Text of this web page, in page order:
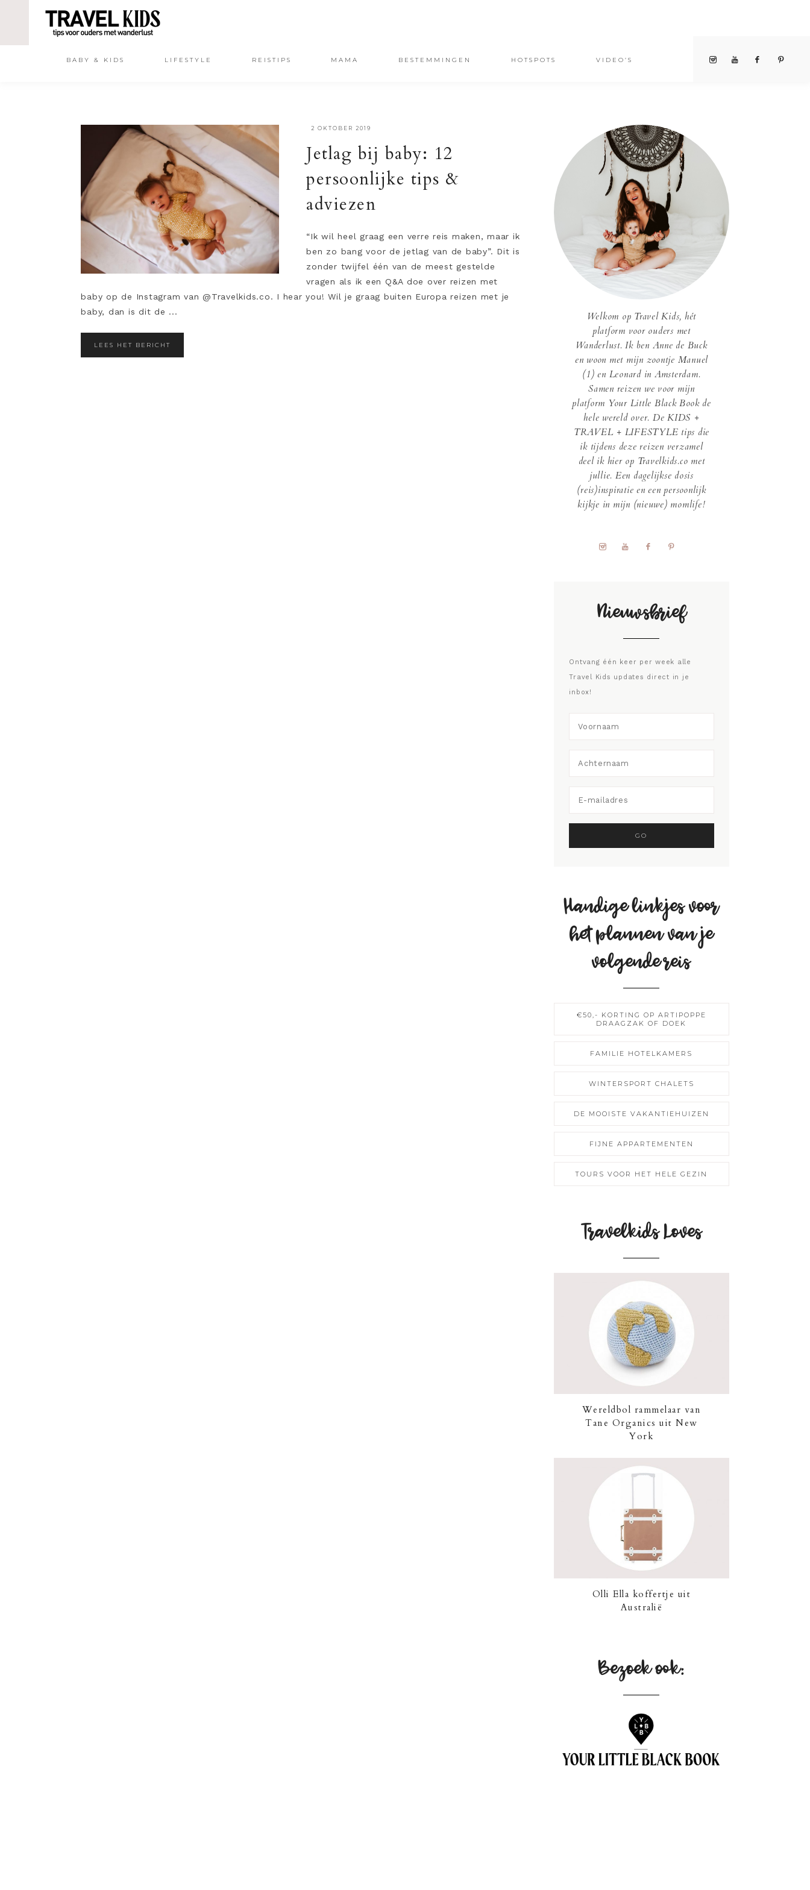
BABY & KIDS LIFESTYLE REISTIPS MAMA BESTEMMINGEN HOTSPOTS VIDEO’S
2 OKTOBER 2019
Jetlag bij baby: 12
persoonlijke tips &
adviezen
“Ik wil heel graag een verre reis maken, maar ik
ben zo bang voor de jetlag van de baby”. Dit is
zonder twijfel één van de meest gestelde
vragen als ik een Q&A doe over reizen met
baby op de Instagram van @Travelkids.co. I hear you! Wil je graag buiten Europa reizen met je
baby, dan is dit de ...
LEES HET BERICHT
Welkom op Travel Kids, hét
platform voor ouders met
Wanderlust. Ik ben Anne de Buck
en woon met mijn zoontje Manuel
(1) en Leonard in Amsterdam.
Samen reizen we voor mijn
platform Your Little Black Book de
hele wereld over. De KIDS +
TRAVEL + LIFESTYLE tips die
ik tijdens deze reizen verzamel
deel ik hier op Travelkids.co met
jullie. Een dagelijkse dosis
(reis)inspiratie en een persoonlijk
kijkje in mijn (nieuwe) momlife!
Nieuwsbrief
Ontvang één keer per week alle
Travel Kids updates direct in je
inbox!
Handige linkjes voor
het plannen van je
volgende reis
€50,- KORTING OP ARTIPOPPE
DRAAGZAK OF DOEK
FAMILIE HOTELKAMERS
WINTERSPORT CHALETS
DE MOOISTE VAKANTIEHUIZEN
FIJNE APPARTEMENTEN
TOURS VOOR HET HELE GEZIN
Travelkids Loves
Wereldbol rammelaar van
Tane Organics uit New
York
Olli Ella koffertje uit
Australië
Bezoek ook: